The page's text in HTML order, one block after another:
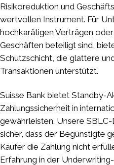
Risikoreduktion und
wertvollen Instrument. Für
hochkarätigen Verträgen
Geschäften beteiligt sind,
Schutzschicht, die glattere
Transaktionen unterstützt.
Suisse Bank bietet Standby-
Zahlungssicherheit in
gewährleisten. Unsere
sicher, dass der Begünstigte
Käufer die Zahlung nicht
Erfahrung in der